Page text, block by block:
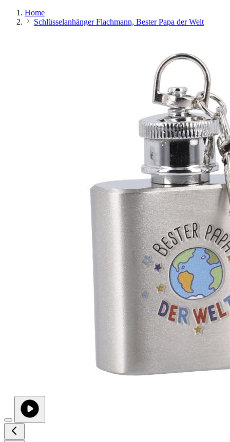
Home
Schlüsselanhänger Flachmann, Bester Papa der Welt